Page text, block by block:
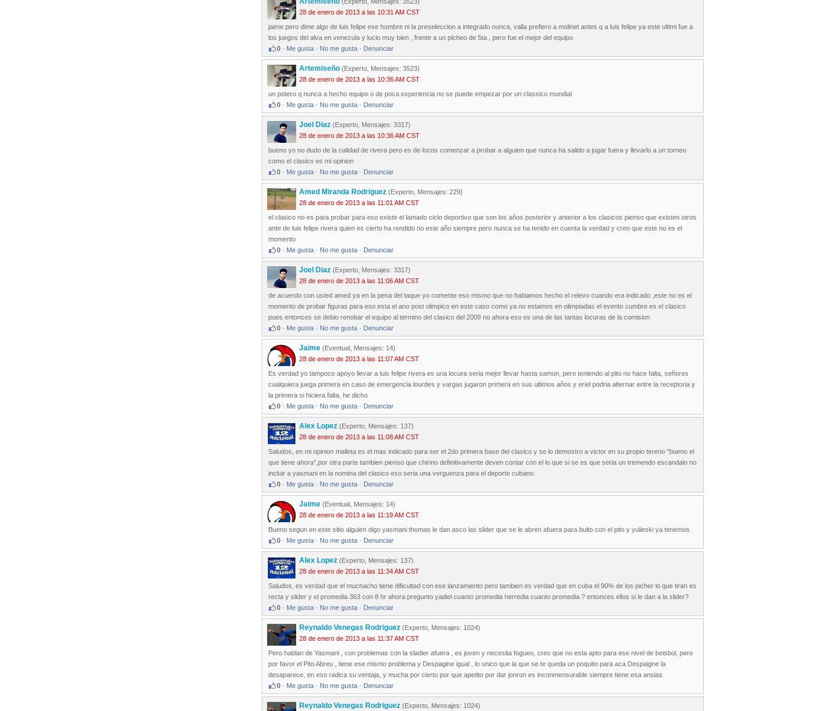
28 de enero de 2013 a las 10:31 AM CST
jaime pero dime algo de luis felipe ese hombre ni la preseleccion a integrado nunca, valla prefiero a molinet antes q a luis felipe ya este ultimi fue a
los juegos del alva en venezula y lucio muy bien , frente a un picheo de 5ta , pero fue el mejor del equipo
0 · Me gusta · No me gusta · Denunciar
Artemiseño (Experto, Mensajes: 3523)
28 de enero de 2013 a las 10:36 AM CST
un potero q nunca a hecho equipo o de poca experiencia no se puede empezar por un classico mundial
0 · Me gusta · No me gusta · Denunciar
Joel Diaz (Experto, Mensajes: 3317)
28 de enero de 2013 a las 10:36 AM CST
bueno yo no dudo de la calidad de rivera pero es de locos comenzar a probar a alguien que nunca ha salido a jugar fuera y llevarlo a un torneo
como el clasico es mi opinion
0 · Me gusta · No me gusta · Denunciar
Amed Miranda Rodriguez (Experto, Mensajes: 229)
28 de enero de 2013 a las 11:01 AM CST
el clasico no es para probar para eso existe el lamado ciclo deportivo que son los años posterior y anterior a los clasicos pienso que existen otros
ante de luis felipe rivera quien es cierto ha rendido no este año siempre pero nunca se ha tenido en cuenta la verdad y creo que este no es el
momento
0 · Me gusta · No me gusta · Denunciar
Joel Diaz (Experto, Mensajes: 3317)
28 de enero de 2013 a las 11:06 AM CST
de acuerdo con usted amed ya en la pena del taque yo comente eso mismo que no habiamos hecho el relevo cuando era indicado ,este no es el
momento de probar figuras para eso esta el ano post olimpico en este caso como ya no estamos en olimpiadas el evento cumbre es el clasico
pues entonces se debio renobar el equipo al termino del clasico del 2009 no ahora eso es una de las tantas locuras de la comision
0 · Me gusta · No me gusta · Denunciar
Jaime (Eventual, Mensajes: 14)
28 de enero de 2013 a las 11:07 AM CST
Es verdad yo tampoco apoyo llevar a luis felipe rivera es una locura seria mejor llevar hasta samon, pero teniendo al pito no hace falta, señores
cualquiera juega primera en caso de emergencia lourdes y vargas jugaron primera en sus ultimos años y eriel podria alternar entre la receptoria y
la primera si hiciera falta, he dicho
0 · Me gusta · No me gusta · Denunciar
Alex Lopez (Experto, Mensajes: 137)
28 de enero de 2013 a las 11:08 AM CST
Saludos, en mi opinion malleta es el mas indicado para ser el 2do primera base del clasico y se lo demostro a victor en su propio tereno "bueno el
que tiene ahora",por otra parte tambien pienso que chirino definitivamente deven contar con el lo que si se es que seria un tremendo escandalo no
incluir a yasmani en la nomina del clasico eso seria una verguenza para el deporte cubano.
0 · Me gusta · No me gusta · Denunciar
Jaime (Eventual, Mensajes: 14)
28 de enero de 2013 a las 11:19 AM CST
Bueno segun en este sitio alguien digo yasmani thomas le dan asco las slider que se le abren afuera para bulto con el pito y yulieski ya tenemos
0 · Me gusta · No me gusta · Denunciar
Alex Lopez (Experto, Mensajes: 137)
28 de enero de 2013 a las 11:34 AM CST
Saludos, es verdad que el muchacho tiene dificultad con ese lanzamiento pero tambien es verdad que en cuba el 90% de los picher lo que tiran es
recta y slider y el promedia 363 con 8 hr ahora pregunto yadiel cuanto promedia herredia cuanto promedia ? entonces ellos si le dan a la slider?
0 · Me gusta · No me gusta · Denunciar
Reynaldo Venegas Rodriguez (Experto, Mensajes: 1024)
28 de enero de 2013 a las 11:37 AM CST
Pero hablan de Yasmani , con problemas con la sladier afuera , es joven y necesita fogueo, creo que no esta apto para ese nivel de beisbol, pero
por favor el Pito Abreu , tiene ese mismo problema y Despagine igual , lo unico que la que se te queda un poquito para aca Despaigne la
desaparece, en eso radica su ventaja, y mucha por cierto por que apetito por dar jonron es inconmensurable siempre tiene esa ansias
0 · Me gusta · No me gusta · Denunciar
Reynaldo Venegas Rodriguez (Experto, Mensajes: 1024)